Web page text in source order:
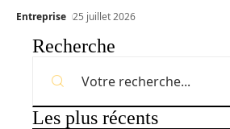
Entreprise 25 juillet 2026
Recherche
Les plus récents